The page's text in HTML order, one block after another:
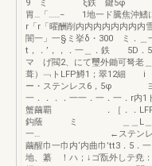
9 ミ ξ鉄 鍵5φ ；2
胃…「……− 1地一ド騰焦沖
r「r「曜酬削内内内内内内内
闇一」一§ミ挙δ・300 ミ．＿
t，．’，，．一＿．鉄
マ げ閥2、にて璽外鋤可弩
葺）﹁トLFP鱒1
ー・ステンレス6，5φ
一．．．．一一．一．一．r
蟹繭覇 ．［．．LFP鱗1
鈎蔭 ミ ＿＿
一… ←ステンレス総
繭醒巾一巾内‘内曲巾’tt3．5
地、纂 ！ハ；↓ゴ翫外しテ尭